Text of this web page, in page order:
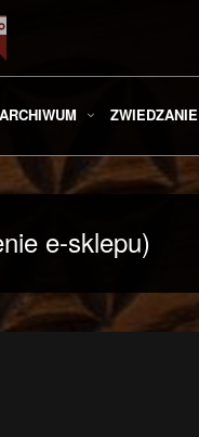
ZWIEDZANIE
e-sklepu)